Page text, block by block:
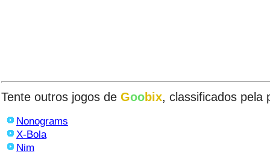
Tente outros jogos de Goobix, classificados pela
Nonograms
X-Bola
Nim